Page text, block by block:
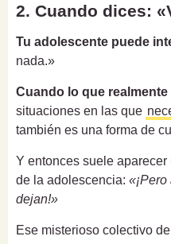
2. Cuando dices:
Tu adolescente puede
nada.»
Cuando lo que
situaciones en las que
también es una forma de
Y entonces suele
de la adolescencia:
dejan!»
Ese misterioso colectivo